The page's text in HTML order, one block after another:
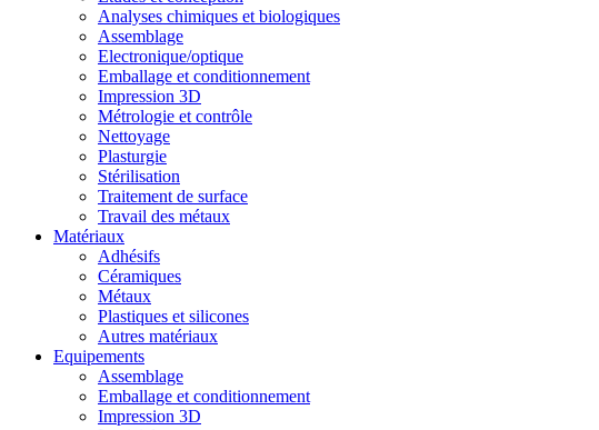
Analyses chimiques et biologiques
Assemblage
Electronique/optique
Emballage et conditionnement
Impression 3D
Métrologie et contrôle
Nettoyage
Plasturgie
Stérilisation
Traitement de surface
Travail des métaux
Matériaux
Adhésifs
Céramiques
Métaux
Plastiques et silicones
Autres matériaux
Equipements
Assemblage
Emballage et conditionnement
Impression 3D